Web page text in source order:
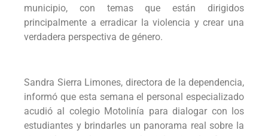
municipio, con temas que están dirigidos
principalmente a erradicar la violencia y crear una
verdadera perspectiva de género.
Sandra Sierra Limones, directora de la dependencia,
informó que esta semana el personal especializado
acudió al colegio Motolinía para dialogar con los
estudiantes y brindarles un panorama real sobre la